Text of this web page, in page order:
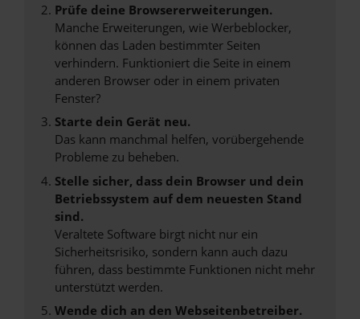
Prüfe deine Browsererweiterungen.
Manche Erweiterungen, wie Werbeblocker,
können das Laden bestimmter Seiten
verhindern. Funktioniert die Seite in einem
anderen Browser oder in einem privaten
Fenster?
Starte dein Gerät neu.
Das kann manchmal helfen, vorübergehende
Probleme zu beheben.
Stelle sicher, dass dein Browser und dein
Betriebssystem auf dem neuesten Stand
sind.
Veraltete Software birgt nicht nur ein
Sicherheitsrisiko, sondern kann auch dazu
führen, dass bestimmte Funktionen nicht mehr
unterstützt werden.
Wende dich an den Webseitenbetreiber.